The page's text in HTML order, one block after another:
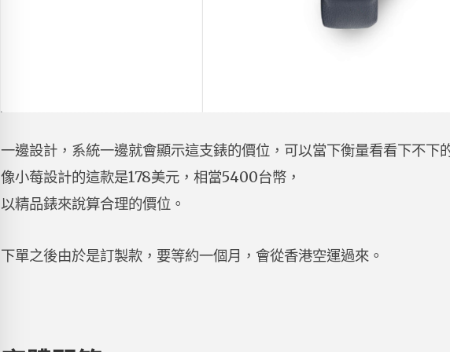
一邊設計，系統一邊就會顯示這支錶的價位，可以當下衡量看看下不下
像小莓設計的這款是178美元，相當5400台幣，
以精品錶來說算合理的價位。
下單之後由於是訂製款，要等約一個月，會從香港空運過來。